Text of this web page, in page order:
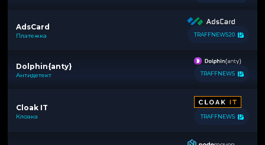
AdsCard
Платежка TRAFFNEWS20
Dolphin{anty}
Антидетект TRAFFNEWS
Cloak IT
Клоака TRAFFNEWS